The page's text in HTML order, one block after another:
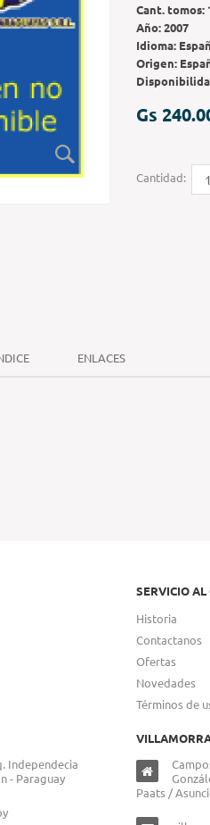
Cant. tomos:
Año:2007
Idioma:
Origen:
Gs
Cantidad:
ENLACES
SERVICIO AL
Historia
Contactanos
Ofertas
Novedades
Términos de
Independecia
- Paraguay
Paats /